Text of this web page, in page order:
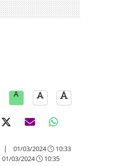
| 01/03/2024 10:33
01/03/2024 10:35